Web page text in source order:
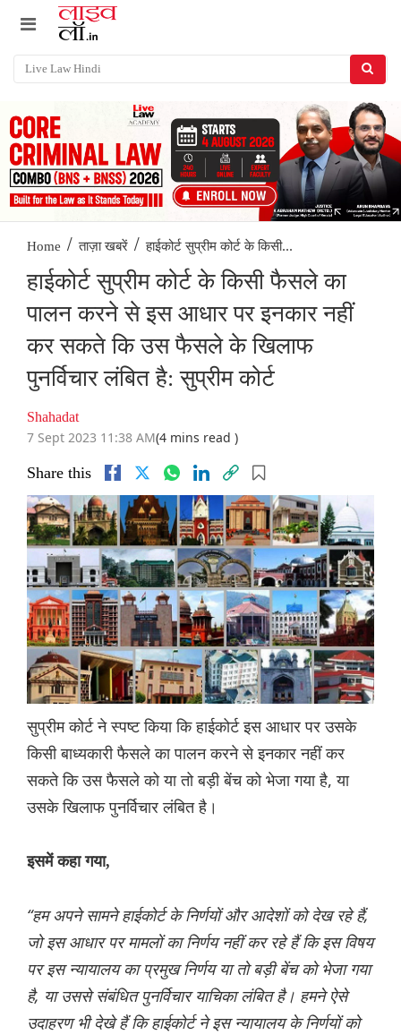
Home / ताज़ा खबरें / हाईकोर्ट सुप्रीम कोर्ट के किसी...
हाईकोर्ट सुप्रीम कोर्ट के किसी फैसले का
पालन करने से इस आधार पर इनकार नहीं
कर सकते कि उस फैसले के खिलाफ
पुनर्विचार लंबित है: सुप्रीम कोर्ट
Shahadat
7 Sept 2023 11:38 AM(4 mins read )
Share this
सुप्रीम कोर्ट ने स्पष्ट किया कि हाईकोर्ट इस आधार पर उसके
किसी बाध्यकारी फैसले का पालन करने से इनकार नहीं कर
सकते कि उस फैसले को या तो बड़ी बेंच को भेजा गया है, या
उसके खिलाफ पुनर्विचार लंबित है।
इसमें कहा गया,
“हम अपने सामने हाईकोर्ट के निर्णयों और आदेशों को देख रहे हैं,
जो इस आधार पर मामलों का निर्णय नहीं कर रहे हैं कि इस विषय
पर इस न्यायालय का प्रमुख निर्णय या तो बड़ी बेंच को भेजा गया
है, या उससे संबंधित पुनर्विचार याचिका लंबित है। हमने ऐसे
उदाहरण भी देखे हैं कि हाईकोर्ट ने इस न्यायालय के निर्णयों को